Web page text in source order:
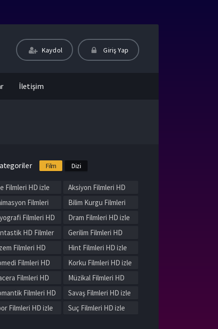
Kaydol Giriş Yap
İletişim
Film Dizi
Filmleri HD izle
Aksiyon Filmleri HD
izle
Filmleri
izle
Bilim Kurgu Filmleri
HD izle
Filmleri HD
Dram Filmleri HD izle
HD Filmler
Gerilim Filmleri HD
izle
Filmleri HD
Hint Filmleri HD izle
Filmleri HD
Korku Filmleri HD izle
Filmleri HD
Müzikal Filmleri HD
izle
Filmleri HD
Savaş Filmleri HD izle
Filmleri HD izle
Suç Filmleri HD izle